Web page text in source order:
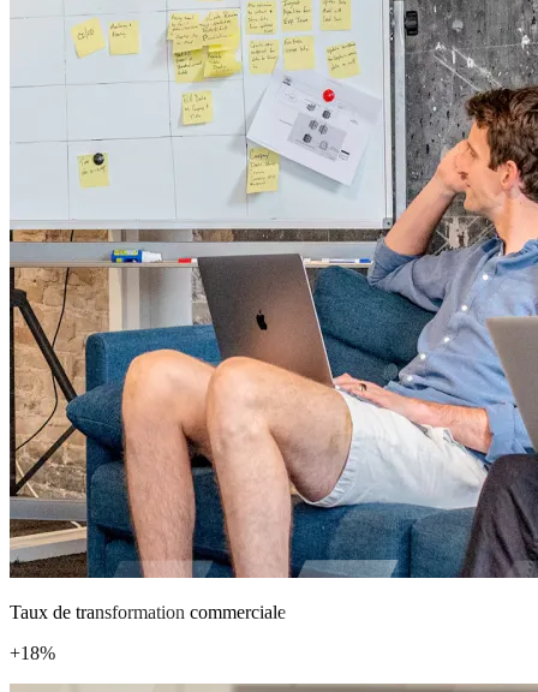
Taux de transformation commerciale
+18%